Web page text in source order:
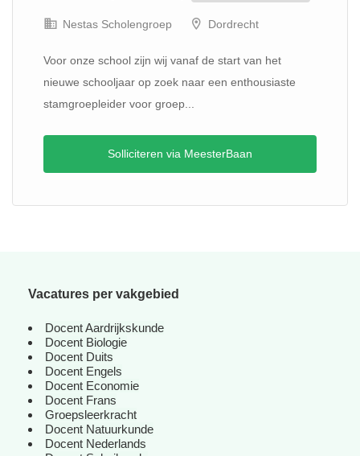
Nestas Scholengroep Dordrecht
Voor onze school zijn wij vanaf de start van het
nieuwe schooljaar op zoek naar een enthousiaste
stamgroepleider voor groep...
Solliciteren via MeesterBaan
Vacatures per vakgebied
Docent Aardrijkskunde
Docent Biologie
Docent Duits
Docent Engels
Docent Economie
Docent Frans
Groepsleerkracht
Docent Natuurkunde
Docent Nederlands